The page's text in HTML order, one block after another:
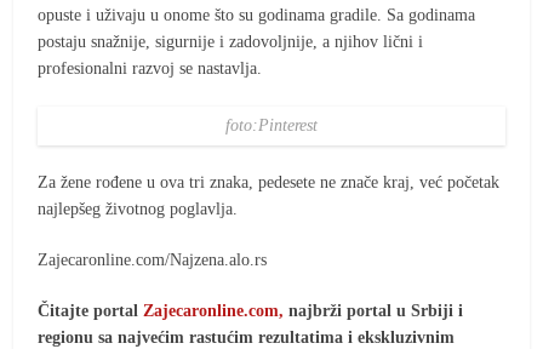
opuste i uživaju u onome što su godinama gradile. Sa godinama
postaju snažnije, sigurnije i zadovoljnije, a njihov lični i
profesionalni razvoj se nastavlja.
foto:Pinterest
Za žene rođene u ova tri znaka, pedesete ne znače kraj, već početak
najlepšeg životnog poglavlja.
Zajecaronline.com/Najzena.alo.rs
Čitajte portalZajecaronline.com, najbrži portal u Srbiji i
regionu sa najvećim rastućim rezultatima i ekskluzivnim